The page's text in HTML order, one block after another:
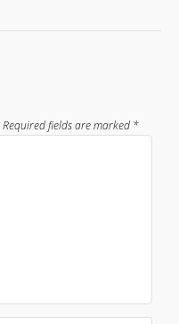
Required fields are marked *